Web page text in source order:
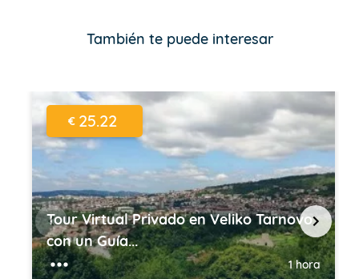
También te puede interesar
€25.22
Tour Virtual Privado en Veliko Tarnovo
con un Guía...
1 hora